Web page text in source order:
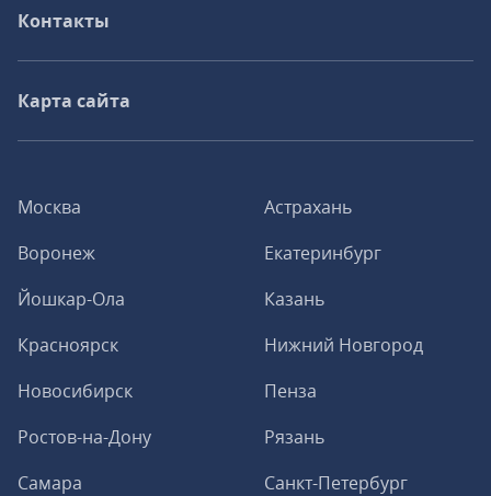
Москва
Астрахань
Воронеж
Екатеринбург
Йошкар-Ола
Казань
Красноярск
Нижний Новгород
Новосибирск
Пенза
Ростов-на-Дону
Рязань
Самара
Санкт-Петербург
Контакты
Карта сайта